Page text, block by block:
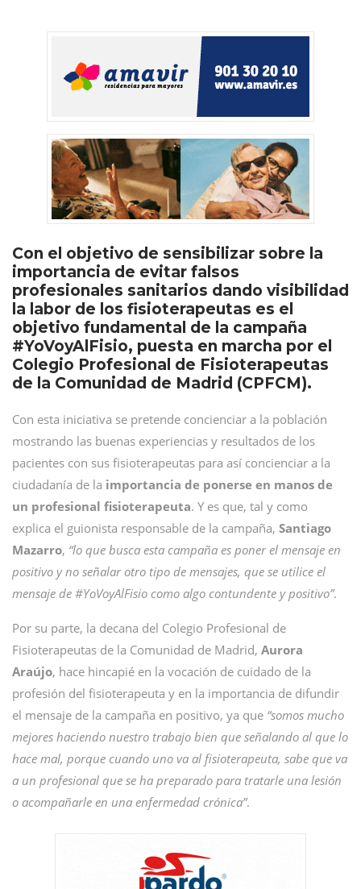
Con el objetivo de sensibilizar sobre la
importancia de evitar falsos
profesionales sanitarios dando visibilidad
la labor de los fisioterapeutas es el
objetivo fundamental de la campaña
#YoVoyAlFisio, puesta en marcha por el
Colegio Profesional de Fisioterapeutas
de la Comunidad de Madrid (CPFCM).
Con esta iniciativa se pretende concienciar a la población
mostrando las buenas experiencias y resultados de los
pacientes con sus fisioterapeutas para así concienciar a la
ciudadanía de la importancia de ponerse en manos de
un profesional fisioterapeuta. Y es que, tal y como
explica el guionista responsable de la campaña, Santiago
Mazarro, “lo que busca esta campaña es poner el mensaje en
positivo y no señalar otro tipo de mensajes, que se utilice el
mensaje de #YoVoyAlFisio como algo contundente y positivo”.
Por su parte, la decana del Colegio Profesional de
Fisioterapeutas de la Comunidad de Madrid, Aurora
Araújo, hace hincapié en la vocación de cuidado de la
profesión del fisioterapeuta y en la importancia de difundir
el mensaje de la campaña en positivo, ya que “somos mucho
mejores haciendo nuestro trabajo bien que señalando al que lo
hace mal, porque cuando uno va al fisioterapeuta, sabe que va
a un profesional que se ha preparado para tratarle una lesión
o acompañarle en una enfermedad crónica”.